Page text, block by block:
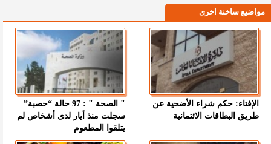
مواضيع ساخنة اخرى
الإفتاء: حكم شراء الأضحية عن
طريق البطاقات الائتمانية
" الصحة " : 97 حالة “حصبة”
سجلت منذ أيار لدى أشخاص لم
يتلقوا المطعوم